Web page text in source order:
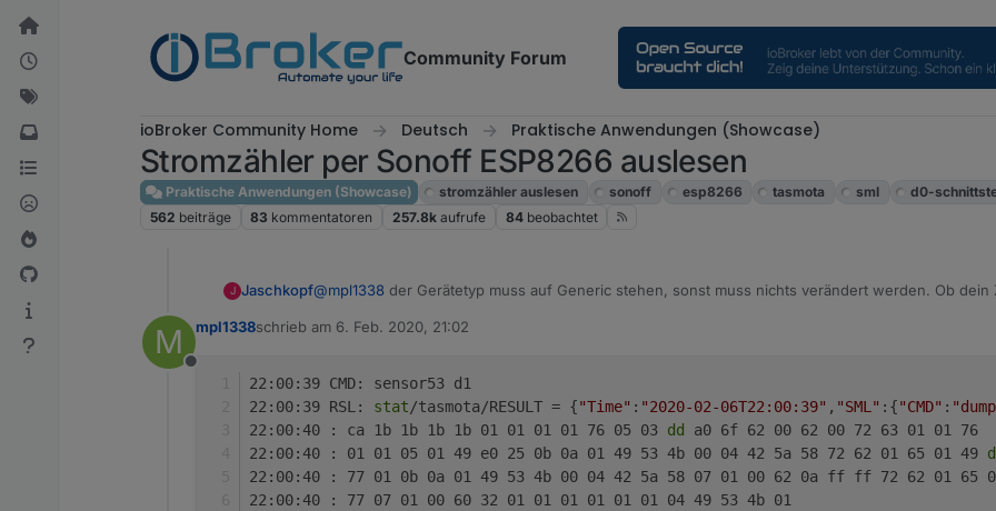
Weiter zum Inhalt
Community Forum
ioBroker Community Home Deutsch Praktische Anwendungen (Showcase)
Stromzähler per Sonoff ESP8266 auslesen
Praktische Anwendungen (Showcase) stromzähler auslesen sonoff esp8266 tasmota sml d0-
562 beiträge 83 kommentatoren 257.8k aufrufe 84 beobachtet
J Jaschkopf@mpl1338 der Gerätetyp muss auf Generic stehen, sonst muss nichts verändert werden. Ob dein
aktiviertem Debugging.
Gruß Jaschkopf
M
Offline
mpl1338schrieb am 6. Feb. 2020, 21:02
zuletzt editiert von
22:00:39 CMD: sensor53 d1
22:00:39 RSL: stat/tasmota/RESULT = {"Time" : "2020-02-06T22:00:39" , "SML" :{"CMD" :
22:00:40 : ca 1b 1b 1b 1b 01 01 01 01 76 05 03 dd
a0 6f 62 00 62 00 72 63 01 01 76
22:00:40 : 01 01 05 01 49 e0 25 0b 0a 01 49 53 4b 00 04 42 5a 58 72 62 01 65 01 49
22:00:40 : 77 01 0b 0a 01 49 53 4b 00 04 42 5a 58 07 01 00 62 0a ff ff 72 62 01 65
22:00:40 : 77 07 01 00 60 32 01 01 01 01 01 01 04 49 53 4b 01